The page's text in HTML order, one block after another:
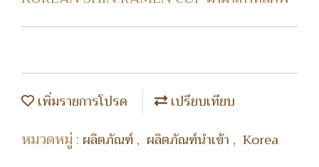
เพิ่มรายการโปรด เปรียบเทียบ
หมวดหมู่ : ผลิตภัณฑ์, ผลิตภัณฑ์นำเข้า , Korea